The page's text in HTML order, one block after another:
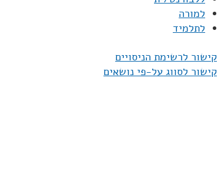
למורה
לתלמיד
קישור לרשימת הניסויים
קישור לסווג על-פי נושאים